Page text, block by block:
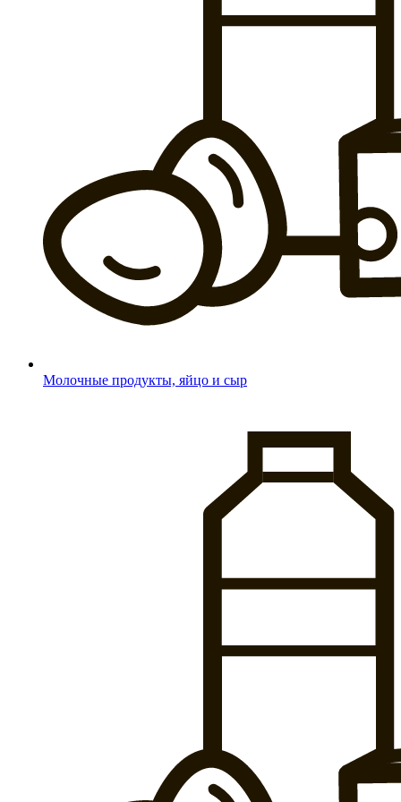
Молочные продукты, яйцо и сыр